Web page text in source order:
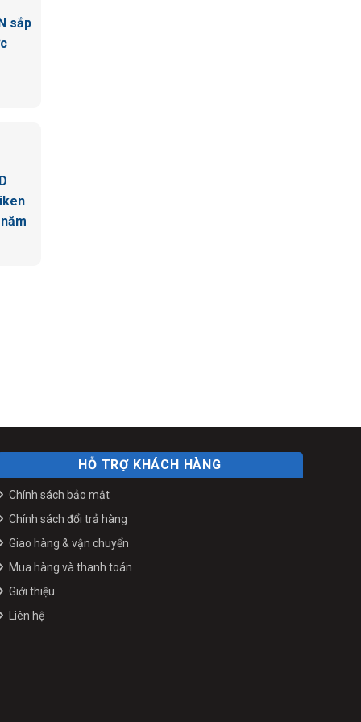
sắp
HỖ TRỢ KHÁCH HÀNG
Chính sách bảo mật
Chính sách đổi trả hàng
Giao hàng & vận chuyển
Mua hàng và thanh toán
Giới thiệu
Liên hệ